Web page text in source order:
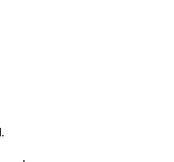
البقاء حتى موعد مع كل الأخبار.